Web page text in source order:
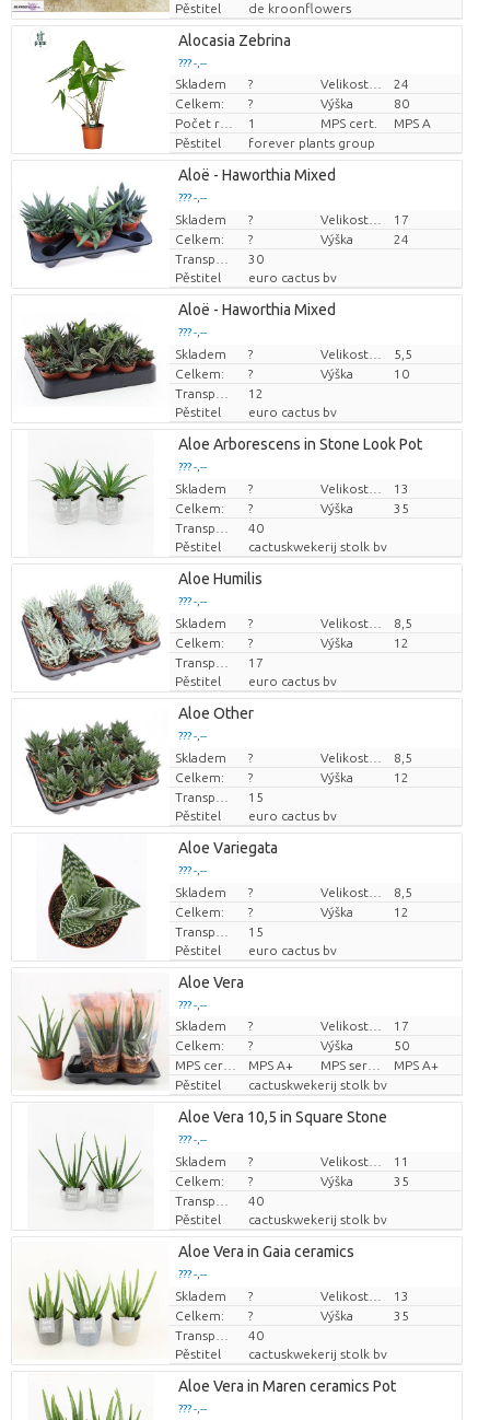
Pěstitel
de kroonflowers
Alocasia Zebrina
??? -,--
Cena za kus
Skladem ?
24
Celkem:
? Výška
80
Počet rostlin/hrnce
1 MPS cert.
MPS A
Pěstitel
forever plants group
Aloë - Haworthia Mixed
??? -,--
Cena za kus
Skladem ?
17
Celkem:
? Výška
24
30
Pěstitel
euro cactus bv
Aloë - Haworthia Mixed
??? -,--
Cena za kus
Skladem ?
5,5
Celkem:
? Výška
10
12
Pěstitel
euro cactus bv
Aloe Arborescens in Stone Look Pot
??? -,--
Cena za kus
Skladem ?
13
Celkem:
? Výška
35
40
Pěstitel
cactuskwekerij stolk bv
Aloe Humilis
??? -,--
Cena za kus
Skladem ?
8,5
Celkem:
? Výška
12
17
Pěstitel
euro cactus bv
Aloe Other
??? -,--
Cena za kus
Skladem ?
8,5
Celkem:
? Výška
12
15
Pěstitel
euro cactus bv
Aloe Variegata
??? -,--
Cena za kus
Skladem ?
8,5
Celkem:
? Výška
12
15
Pěstitel
euro cactus bv
Aloe Vera
??? -,--
Cena za kus
Skladem ?
17
Celkem:
? Výška
50
MPS certifikace.
MPS A+
MPS A+
Pěstitel
cactuskwekerij stolk bv
Aloe Vera 10,5 in Square Stone
??? -,--
Cena za kus
Skladem ?
11
Celkem:
? Výška
35
40
Pěstitel
cactuskwekerij stolk bv
Aloe Vera in Gaia ceramics
??? -,--
Cena za kus
Skladem ?
13
Celkem:
? Výška
35
40
Pěstitel
cactuskwekerij stolk bv
Aloe Vera in Maren ceramics Pot
??? -,--